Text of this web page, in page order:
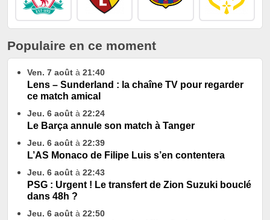
Populaire en ce moment
Ven. 7 août à 21:40
Lens – Sunderland : la chaîne TV pour regarder
ce match amical
Jeu. 6 août à 22:24
Le Barça annule son match à Tanger
Jeu. 6 août à 22:39
L’AS Monaco de Filipe Luis s’en contentera
Jeu. 6 août à 22:43
PSG : Urgent ! Le transfert de Zion Suzuki bouclé
dans 48h ?
Jeu. 6 août à 22:50